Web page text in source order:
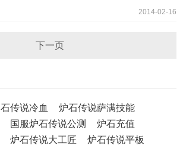
2014-02-16
下一页
传说冷血
炉石传说萨满技能
国服炉石传说公测
炉石充值
炉石传说大工匠
炉石传说平板